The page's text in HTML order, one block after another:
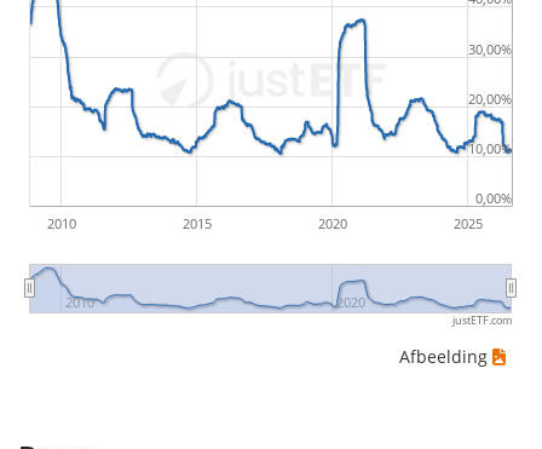
by buying for 10€ and subsequently selling for 5€.
Therefore in this case the maximum drawdown
would be (5€ - 10€)/10€ = -50%.
ETF-rendementen zijn inclusief dividenduitkeringen
2010 2015 2020 2025
2010 2020
0,00%
10,00%
20,00%
30,00%
justETF.com
Afbeelding